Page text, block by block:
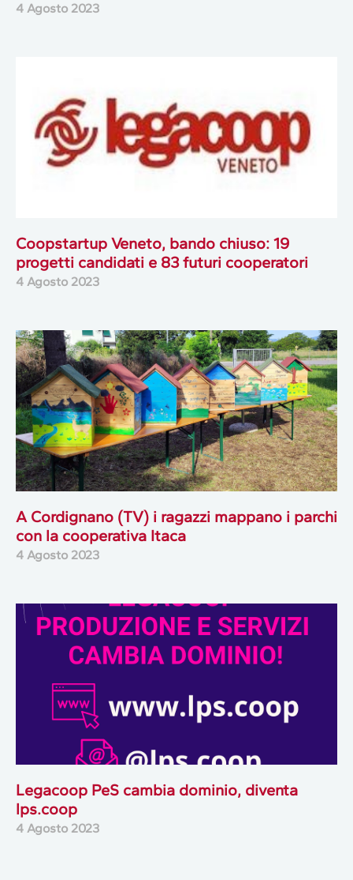
4 Agosto 2023
Coopstartup Veneto, bando chiuso: 19
progetti candidati e 83 futuri cooperatori
4 Agosto 2023
A Cordignano (TV) i ragazzi mappano i parchi
con la cooperativa Itaca
4 Agosto 2023
Legacoop PeS cambia dominio, diventa
lps.coop
4 Agosto 2023